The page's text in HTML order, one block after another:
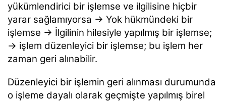
yükümlendirici bir işlemse ve ilgilisine hiçbir
yarar sağlamıyorsa → Yok hükmündeki bir
işlemse → İlgilinin hilesiyle yapılmış bir işlemse;
→ işlem düzenleyici bir işlemse; bu işlem her
zaman geri alınabilir.
Düzenleyici bir işlemin geri alınması durumunda
o işleme dayalı olarak geçmişte yapılmış birel